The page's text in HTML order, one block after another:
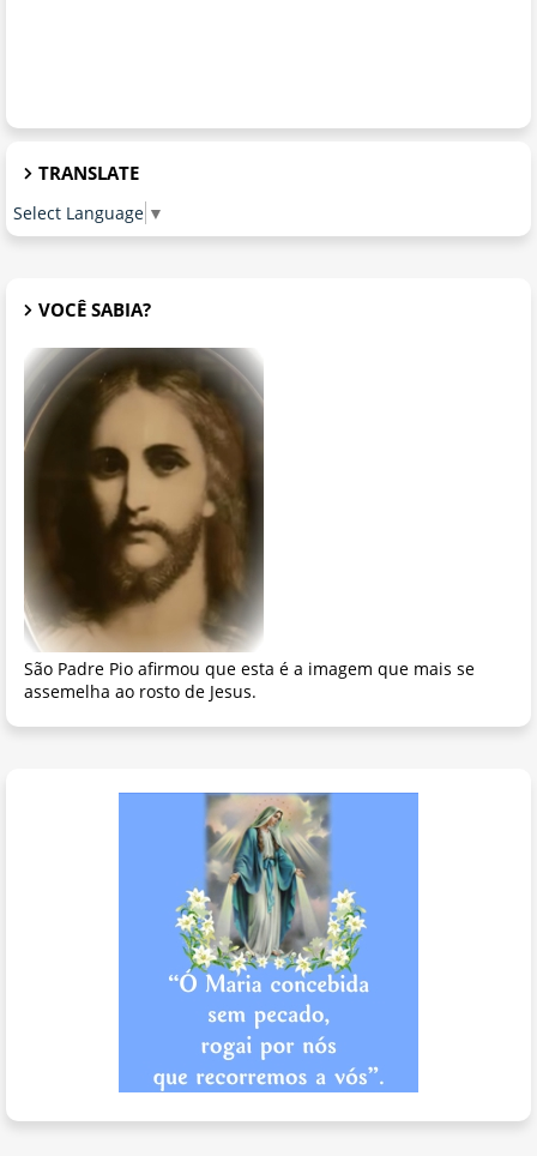
TRANSLATE
Select Language ▼
VOCÊ SABIA?
São Padre Pio afirmou que esta é a imagem que mais se
assemelha ao rosto de Jesus.